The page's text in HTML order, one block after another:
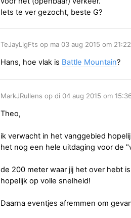
Iets te ver gezocht, beste G?
TeJayLigFts op ma 03 aug 2015 om 21:22
Hans, hoe vlak is Battle Mountain?
MarkJRullens op di 04 aug 2015 om
Theo,
ik verwacht in het vanggebied
het nog een hele uitdaging voor de
de 200 meter waar jij het over hebt
hopelijk op volle snelheid!
Daarna eventjes afremmen om